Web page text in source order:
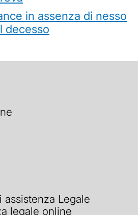
in assenza di nesso
decesso
assistenza Legale
legale online